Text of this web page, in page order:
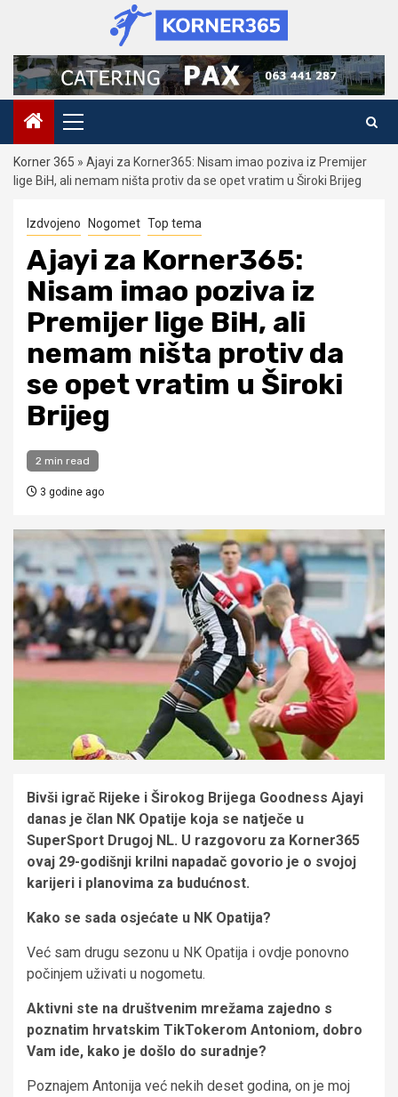
content
Primary
Menu
Korner 365 » Ajayi za Korner365: Nisam imao poziva iz Premijer
lige BiH, ali nemam ništa protiv da se opet vratim u Široki Brijeg
Izdvojeno Nogomet Top tema
Ajayi za Korner365:
Nisam imao poziva iz
Premijer lige BiH, ali
nemam ništa protiv da
se opet vratim u Široki
Brijeg
2 min read
3 godine ago
Bivši igrač Rijeke i Širokog Brijega Goodness Ajayi
danas je član NK Opatije koja se natječe u
SuperSport Drugoj NL. U razgovoru za Korner365
ovaj 29-godišnji krilni napadač govorio je o svojoj
karijeri i planovima za budućnost.
Kako se sada osjećate u NK Opatija?
Već sam drugu sezonu u NK Opatija i ovdje ponovno
počinjem uživati ​​u nogometu.
Aktivni ste na društvenim mrežama zajedno s
poznatim hrvatskim TikTokerom Antoniom, dobro
Vam ide, kako je došlo do suradnje?
Poznajem Antonija već nekih deset godina, on je moj